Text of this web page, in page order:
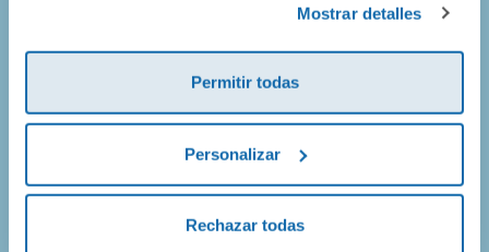
Mostrar detalles
Permitir todas
Personalizar
Rechazar todas
Prometemos no llenarte el buzón de correos, así que solo
vamos a enviarte mails de promociones geniales, de
productos nuevos y alguna que otra sorpresa.
¡Apúntate!